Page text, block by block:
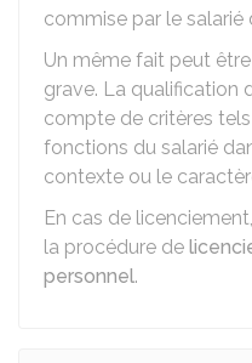
commise par le salarié
Un même fait peut
grave. La qualification
compte de critères
fonctions du salarié
contexte ou le
En cas de
la procédure de
personnel.